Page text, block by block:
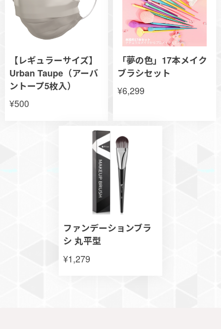
【レギュラーサイズ】
Urban Taupe（アーバ
ントープ5枚入）
¥500
「夢の色」17本メイク
ブラシセット
¥6,299
ファンデーションブラ
シ 丸平型
¥1,279